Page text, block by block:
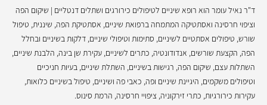
ד"ר נאיל עומר הוא רופא שיניים לטיפולים כירורגים ושתלים דנטליים | שיקום הפה
וציפוי חרסינה ואסתטיקה המתמחה ברפואת שיניים, אסתטיקת הפה, שיננית, טיפול
שורש, טיפולים אסתטיים לשיניים, סתימות וטיפולי שיניים, דלקות בשיניים ובחלל
הפה, הקצעת שורשים, אנדודונטיה, כתרים לשיניים, עקירת שן בינה, הלבנת שיניים,
השתלות עצם, שיקום הפה, רגישות בשיניים, השתלת שיניים, בעיות חניכיים
וטיפולים משקמים, היגיינת שיניים ופה, כאבי פה ושיניים, טיפול בשיניים כלואות,
עקירות כירורגיות, כתרי זירקוניה, ציפויי חרסינה, הרמת סינוס.